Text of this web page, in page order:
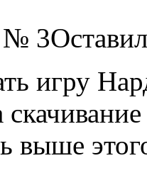
3Оставил
игру
выше